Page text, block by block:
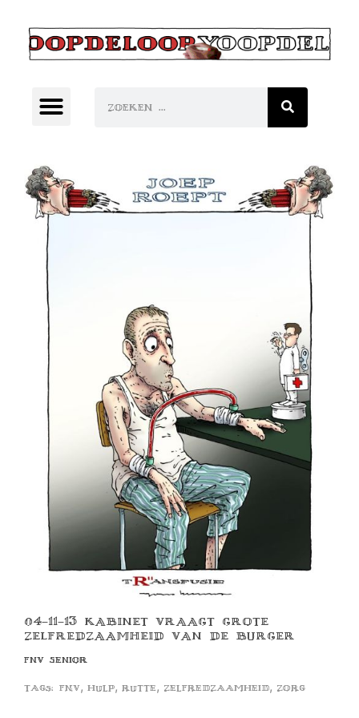
04-11-13 KABINET VRAAGT GROTE
ZELFREDZAAMHEID VAN DE BURGER
FNV SENIOR
Tags: fnv , hulp, rutte , zelfredzaamheid, zorg